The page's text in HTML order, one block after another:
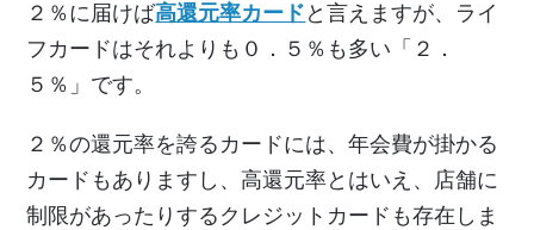
２％に届けば高還元率カード と言えますが、ライ
フカードはそれよりも０．５％も多い「２．
５％」です。
２％の還元率を誇るカードには、年会費が掛かる
カードもありますし、高還元率とはいえ、店舗に
制限があったりするクレジットカードも存在しま